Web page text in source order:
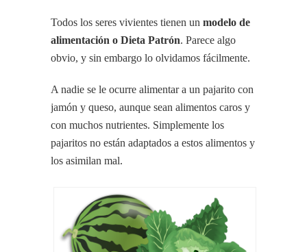
Todos los seres vivientes tienen un modelo de
alimentación o Dieta Patrón. Parece algo
obvio, y sin embargo lo olvidamos fácilmente.
A nadie se le ocurre alimentar a un pajarito con
jamón y queso, aunque sean alimentos caros y
con muchos nutrientes. Simplemente los
pajaritos no están adaptados a estos alimentos y
los asimilan mal.